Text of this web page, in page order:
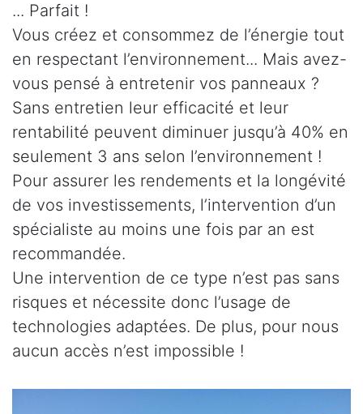
... Parfait !
Vous créez et consommez de l’énergie tout
en respectant l’environnement... Mais avez-
vous pensé à entretenir vos panneaux ?
Sans entretien leur efficacité et leur
rentabilité peuvent diminuer jusqu’à 40% en
seulement 3 ans selon l’environnement !
Pour assurer les rendements et la longévité
de vos investissements, l’intervention d’un
spécialiste au moins une fois par an est
recommandée.
Une intervention de ce type n’est pas sans
risques et nécessite donc l’usage de
technologies adaptées. De plus, pour nous
aucun accès n’est impossible !